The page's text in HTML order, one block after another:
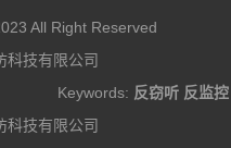
All Right Reserved
科技有限公司
Keywords: 反窃听 反监控
科技有限公司